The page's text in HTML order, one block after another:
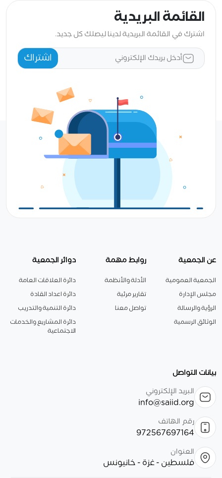
القائمة البريدية
اشترك في القائمة البريدية لدينا ليصلك كل جديد.
اشتراك
عن الجمعية
الجمعية العمومية
مجلس الإدارة
الرؤية والرسالة
الوثائق الرسمية
روابط مهمة
الأدلة والأنظمة
تقارير مرئية
تواصل معنا
دوائر الجمعية
دائرة العلاقات العامة
دائرة اعداد القادة
دائرة التنمية والتدريب
دائرة المشاريع والخدمات
الاجتماعية
بيانات التواصل
البريد الإلكتروني
info@saiid.org
رقم الهاتف
972567697164
العنوان
فلسطين - غزة - خانيونس